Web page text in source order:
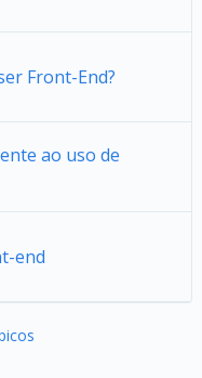
Front-End?
ao uso de
end